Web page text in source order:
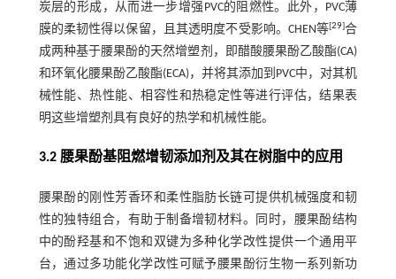
炭层的形成，从而进一步增强PVC的阻燃性。此外，PVC薄
膜的柔韧性得以保留，且其透明度不受影响。CHEN等[29]合
成两种基于腰果酚的天然增塑剂，即醋酸腰果酚乙酸酯(CA)
和环氧化腰果酚乙酸酯(ECA)，并将其添加到PVC中，对其机
械性能、热性能、相容性和热稳定性等进行评估，结果表
明这些增塑剂具有良好的热学和机械性能。
3.2 腰果酚基阻燃增韧添加剂及其在树脂中的应用
腰果酚的刚性芳香环和柔性脂肪长链可提供机械强度和韧
性的独特组合，有助于制备增韧材料。同时，腰果酚结构
中的酚羟基和不饱和双键为多种化学改性提供一个通用平
台，通过多功能化学改性可赋予腰果酚衍生物一系列新功